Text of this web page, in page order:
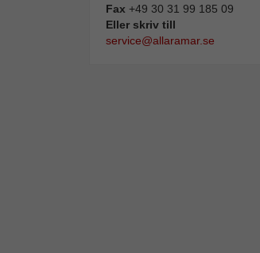
Fax +49 30 31 99 185 09
Eller skriv till
service@allaramar.se